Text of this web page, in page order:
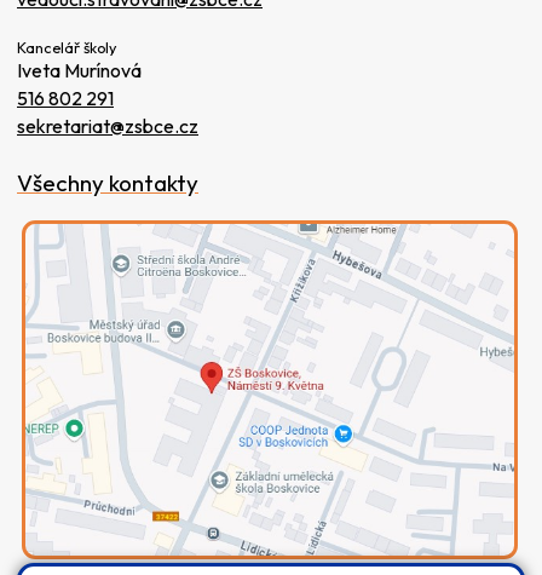
Kancelář školy
Iveta Murínová
516 802 291
sekretariat@zsbce.cz
Všechny kontakty